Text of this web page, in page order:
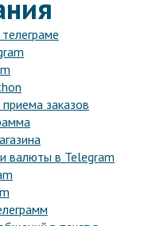
заказов
валюты в Telegram